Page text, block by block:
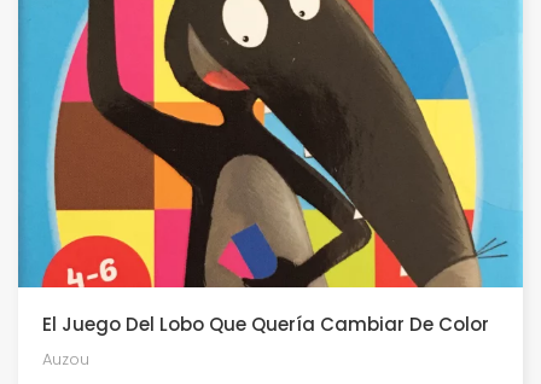
El Juego Del Lobo Que Quería Cambiar De Color
Auzou